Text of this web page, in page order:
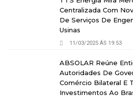
Centralizada Com
De Serviços De
Usinas
11/03/2025 ÁS 19:53
ABSOLAR Reúne
Autoridades De
Comércio Bilateral E
Investimentos Ao